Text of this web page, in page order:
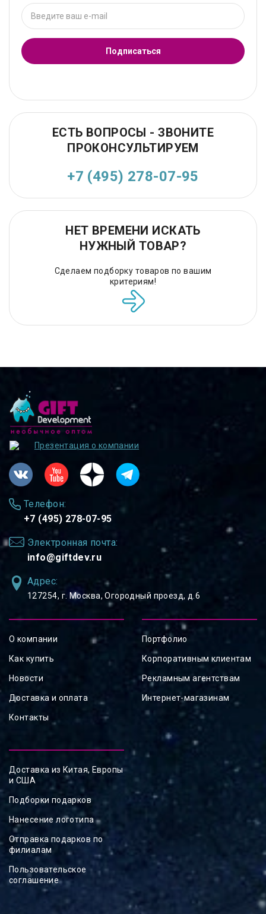
Подписаться
ЕСТЬ ВОПРОСЫ - ЗВОНИТЕ
ПРОКОНСУЛЬТИРУЕМ
+7 (495) 278-07-95
НЕТ ВРЕМЕНИ ИСКАТЬ
НУЖНЫЙ ТОВАР?
Сделаем подборку товаров по вашим
критериям!
Презентация о компании
Телефон:
+7 (495) 278-07-95
Электронная почта:
info@giftdev.ru
Адрес:
127254, ⁠г. Москва, Огородный проезд, д.6
О компании
Как купить
Новости
Доставка и оплата
Контакты
Портфолио
Корпоративным клиентам
Рекламным агентствам
Интернет-магазинам
Доставка из Китая, Европы
и США
Подборки подарков
Нанесение логотипа
Отправка подарков по
филиалам
Пользовательское
соглашение